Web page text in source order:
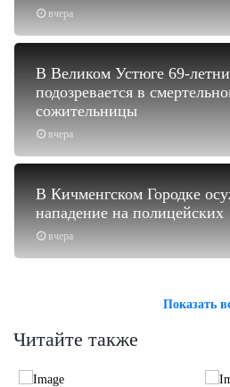
вчера
вчера
В Великом Устюге 69-
подозревается в
сожительницы
вчера
В Кичменгском Городке
нападение на полицейских
Показать
Читайте также